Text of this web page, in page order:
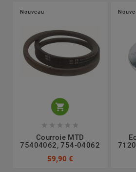
Nouveau

    
Courroie MTD
75404062, 754-04062
59,90 €